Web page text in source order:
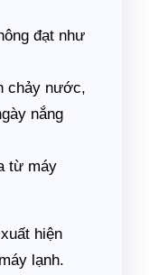
đạt như
chảy nước,
nắng
từ máy
hiện
lạnh.